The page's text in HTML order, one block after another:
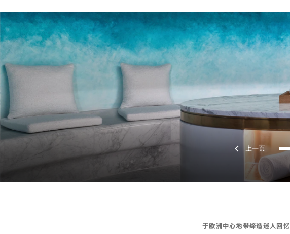
上一页
于欧洲中心地带缔造迷人回忆